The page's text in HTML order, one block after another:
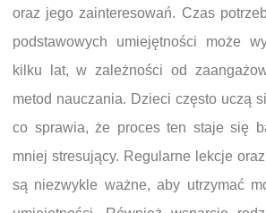
oraz jego zainteresowań. Czas
podstawowych umiejętności może
kilku lat, w zależności od
metod nauczania. Dzieci często uczą
co sprawia, że proces ten staje się
mniej stresujący. Regularne lekcje
są niezwykle ważne, aby utrzymać